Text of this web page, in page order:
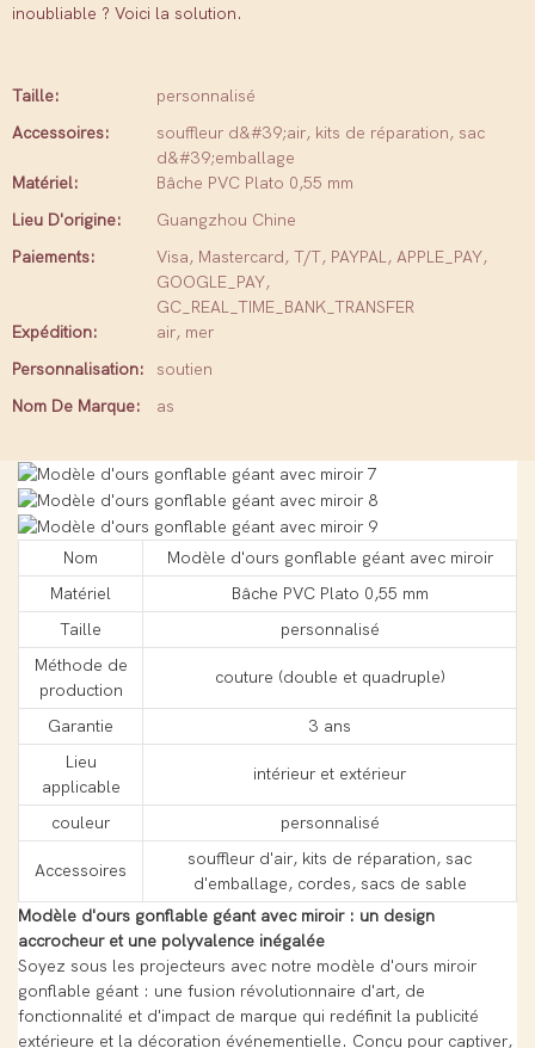
inoubliable ? Voici la solution.
Taille:
personnalisé
Accessoires:
souffleur d&#39;air, kits de réparation, sac
d&#39;emballage
Matériel:
Bâche PVC Plato 0,55 mm
Lieu D'origine:
Guangzhou Chine
Paiements:
Visa, Mastercard, T/T, PAYPAL, APPLE_PAY,
GOOGLE_PAY,
GC_REAL_TIME_BANK_TRANSFER
Expédition:
air, mer
Personnalisation:
soutien
Nom De Marque:
as
Nom
Modèle d'ours gonflable géant avec miroir
Matériel
Bâche PVC Plato 0,55 mm
Taille
personnalisé
Méthode de
production
couture (double et quadruple)
Garantie
3 ans
Lieu
applicable
intérieur et extérieur
couleur personnalisé
Accessoires
souffleur d'air, kits de réparation, sac
d'emballage, cordes, sacs de sable
Modèle d'ours gonflable géant avec miroir : un design
accrocheur et une polyvalence inégalée
Soyez sous les projecteurs avec notre modèle d'ours miroir
gonflable géant : une fusion révolutionnaire d'art, de
fonctionnalité et d'impact de marque qui redéfinit la publicité
extérieure et la décoration événementielle. Conçu pour captiver,